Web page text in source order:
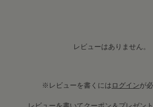
レビューはありません。
※レビューを書くにはログインが